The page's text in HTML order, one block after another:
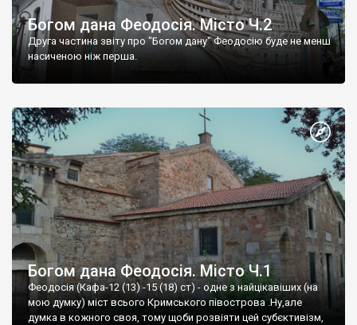
Богом дана Феодосія. Місто Ч.2
Друга частина звіту про "Богом дану" Феодосію буде не менш
насиченою ніж перша.
Богом дана Феодосія. Місто Ч.1
Феодосія (Кафа-12 (13) -15 (18) ст) - одне з найцікавіших (на
мою думку) міст всього Кримського півострова .Ну,але
думка в кожного своя, тому щоби розвіяти цей субєктивізм,